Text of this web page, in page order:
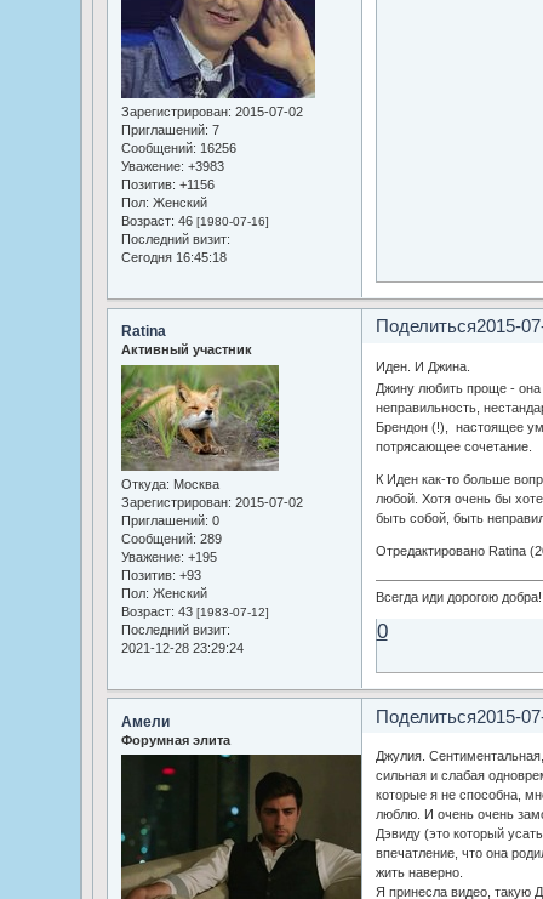
Зарегистрирован: 2015-07-02
Приглашений: 7
Сообщений: 16256
Уважение: +3983
Позитив: +1156
Пол: Женский
Возраст: 46 [1980-07-16]
Последний визит:
Сегодня 16:45:18
Поделиться2015-
Ratina
Активный участник
Откуда: Москва
Зарегистрирован: 2015-07-02
Приглашений: 0
Сообщений: 289
Уважение: +195
Позитив: +93
Пол: Женский
Возраст: 43 [1983-07-12]
Последний визит:
2021-12-28 23:29:24
Иден. И Джина.
Джину любить проще -
неправильность,
Брендон (!), настоящее
потрясающее сочетание.
К Иден как-то больше
любой. Хотя очень бы
быть собой, быть
Отредактировано Ratina
Всегда иди дорогою добра!
0
Поделиться2015-
Амели
Форумная элита
Джулия.
сильная и слабая
которые я не способна,
люблю. И очень очень
Дэвиду (это который
впечатление, что она
жить наверно.
Я принесла видео, такую